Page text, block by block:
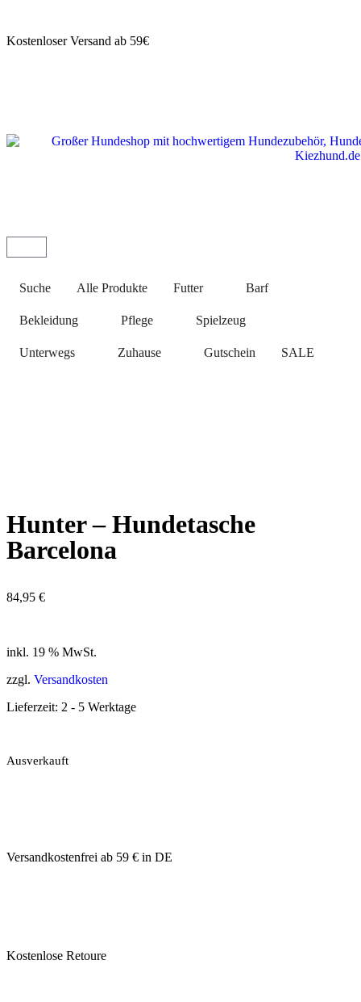
Kostenloser Versand ab 59€
Suche Alle Produkte Futter Barf
Bekleidung Pflege Spielzeug
Unterwegs Zuhause Gutschein SALE
Hunter – Hundetasche
Barcelona
84,95 €
inkl. 19 % MwSt.
zzgl. Versandkosten
Lieferzeit: 2 - 5 Werktage
Ausverkauft
Versandkostenfrei ab 59 € in DE
Kostenlose Retoure